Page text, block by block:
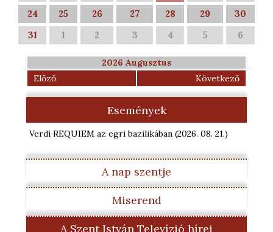
24
25 26 27 28 29
30
31
1 2 3 4 5 6
2026 Augusztus
Előző
Következő
Események
Verdi REQUIEM az egri bazilikában (2026. 08. 21.)
A nap szentje
Miserend
A Szent István Televízió hírei